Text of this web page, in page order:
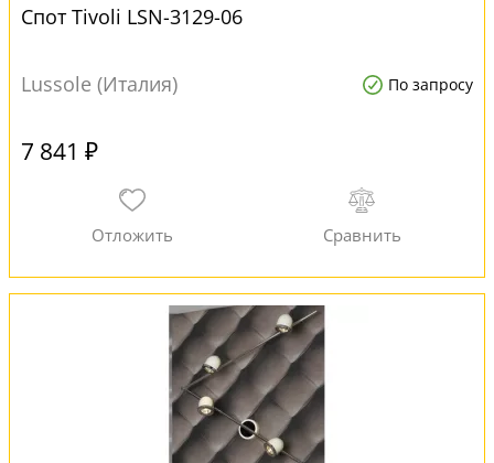
Спот Tivoli LSN-3129-06
Lussole (Италия) По запросу
7 841 ₽